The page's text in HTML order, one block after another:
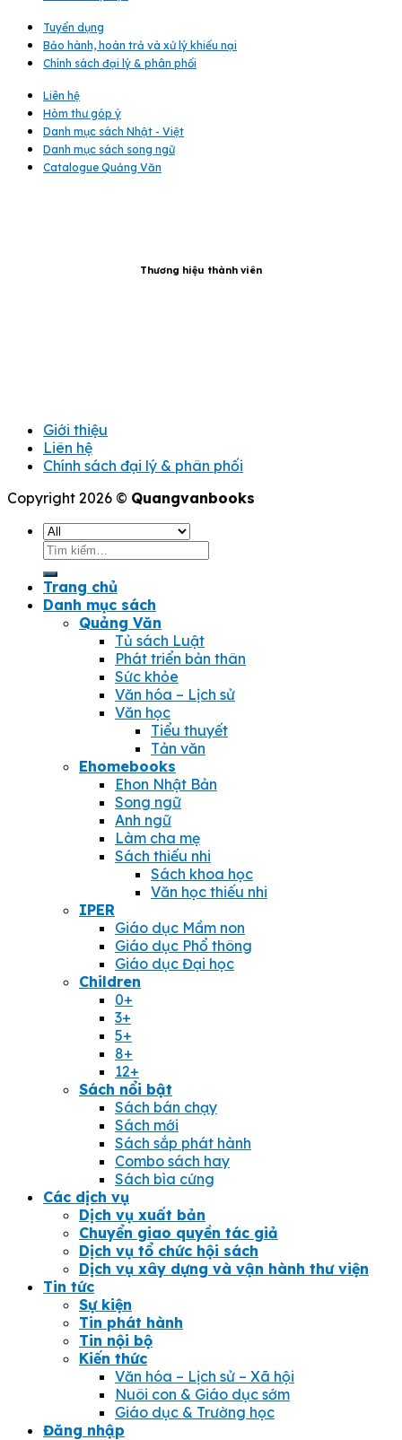
Tuyển dụng
Bảo hành, hoàn trả và xử lý khiếu nại
Chính sách đại lý & phân phối
Liên hệ
Hòm thư góp ý
Danh mục sách Nhật - Việt
Danh mục sách song ngữ
Catalogue Quảng Văn
Thương hiệu thành viên
Giới thiệu
Liên hệ
Chính sách đại lý & phân phối
Copyright 2026 © Quangvanbooks
Tìm
kiếm:
Trang chủ
Danh mục sách
Quảng Văn
Tủ sách Luật
Phát triển bản thân
Sức khỏe
Văn hóa – Lịch sử
Văn học
Tiểu thuyết
Tản văn
Ehomebooks
Ehon Nhật Bản
Song ngữ
Anh ngữ
Làm cha mẹ
Sách thiếu nhi
Sách khoa học
Văn học thiếu nhi
IPER
Giáo dục Mầm non
Giáo dục Phổ thông
Giáo dục Đại học
Children
0+
3+
5+
8+
12+
Sách nổi bật
Sách bán chạy
Sách mới
Sách sắp phát hành
Combo sách hay
Sách bìa cứng
Các dịch vụ
Dịch vụ xuất bản
Chuyển giao quyền tác giả
Dịch vụ tổ chức hội sách
Dịch vụ xây dựng và vận hành thư viện
Tin tức
Sự kiện
Tin phát hành
Tin nội bộ
Kiến thức
Văn hóa – Lịch sử – Xã hội
Nuôi con & Giáo dục sớm
Giáo dục & Trường học
Đăng nhập